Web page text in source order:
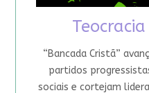
“Bancada Cristã”
partidos
sociais e cortejam